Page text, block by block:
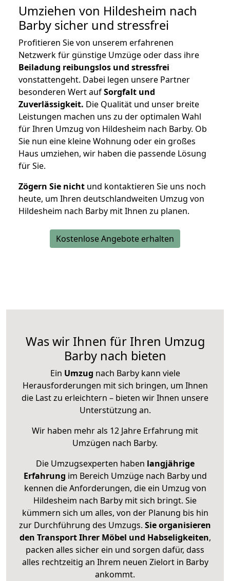
Umziehen von Hildesheim nach
Barby sicher und stressfrei
Profitieren Sie von unserem erfahrenen
Netzwerk für günstige Umzüge oder dass ihre
Beiladung reibungslos und stressfrei
vonstattengeht. Dabei legen unsere Partner
besonderen Wert aufSorgfalt und
Zuverlässigkeit. Die Qualität und unser breite
Leistungen machen uns zu der optimalen Wahl
für Ihren Umzug von Hildesheim nach Barby. Ob
Sie nun eine kleine Wohnung oder ein großes
Haus umziehen, wir haben die passende Lösung
für Sie.
Zögern Sie nicht und kontaktieren Sie uns noch
heute, um Ihren deutschlandweiten Umzug von
Hildesheim nach Barby mit Ihnen zu planen.
Kostenlose Angebote erhalten
Was wir Ihnen für Ihren Umzug
Barby nach bieten
Ein Umzug nach Barby kann viele
Herausforderungen mit sich bringen, um Ihnen
die Last zu erleichtern – bieten wir Ihnen unsere
Unterstützung an.
Wir haben mehr als 12 Jahre Erfahrung mit
Umzügen nach Barby.
Die Umzugsexperten haben langjährige
Erfahrung im Bereich Umzüge nach Barby und
kennen die Anforderungen, die ein Umzug von
Hildesheim nach Barby mit sich bringt. Sie
kümmern sich um alles, von der Planung bis hin
zur Durchführung des Umzugs. Sie organisieren
den Transport Ihrer Möbel und Habseligkeiten,
packen alles sicher ein und sorgen dafür, dass
alles rechtzeitig an Ihrem neuen Zielort in Barby
ankommt.